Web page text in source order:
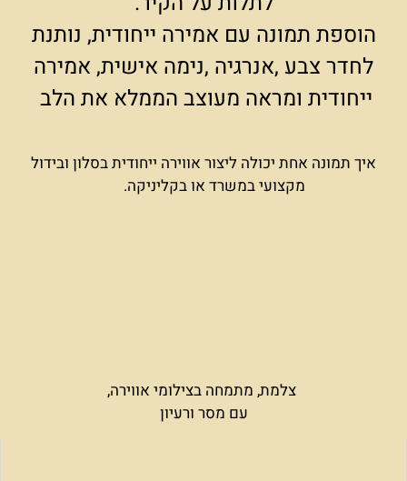
הוספת תמונה עם אמירה ייחודית, נותנת
לחדר צבע ,אנרגיה ,נימה אישית, אמירה
ייחודית ומראה מעוצב הממלא את הלב
איך תמונה אחת יכולה ליצור אווירה ייחודית בסלון ובידול
מקצועי במשרד או בקליניקה.
צלמת, מתמחה בצילומי אווירה,
עם מסר ורעיון